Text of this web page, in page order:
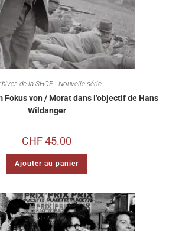
de la SHCF - Nouvelle série
Fokus von / Morat dans l’objectif de Hans
Wildanger
CHF45.00
Ajouter au panier